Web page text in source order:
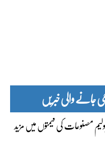
والی خبریں
مصنوعات کی قیمتوں میں مزید